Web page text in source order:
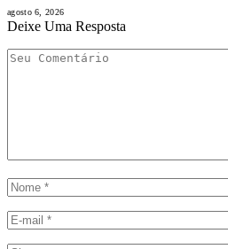
agosto 6, 2026
Deixe Uma Resposta